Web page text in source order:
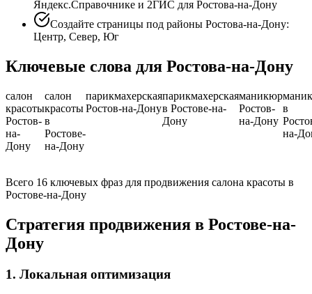
Яндекс.Справочнике и 2ГИС для Ростова-на-Дону
Создайте страницы под районы Ростова-на-Дону:
Центр, Север, Юг
Ключевые слова для Ростова-на-Дону
салон
красоты
Ростов-
на-
Дону
салон
красоты
в
Ростове-
на-Дону
парикмахерская
Ростов-на-Дону
парикмахерская
в Ростове-на-
Дону
маникюр
Ростов-
на-Дону
в
на-
Всего 16 ключевых фраз для продвижения салона красоты в
Ростове-на-Дону
Стратегия продвижения в Ростове-на-
Дону
1. Локальная оптимизация